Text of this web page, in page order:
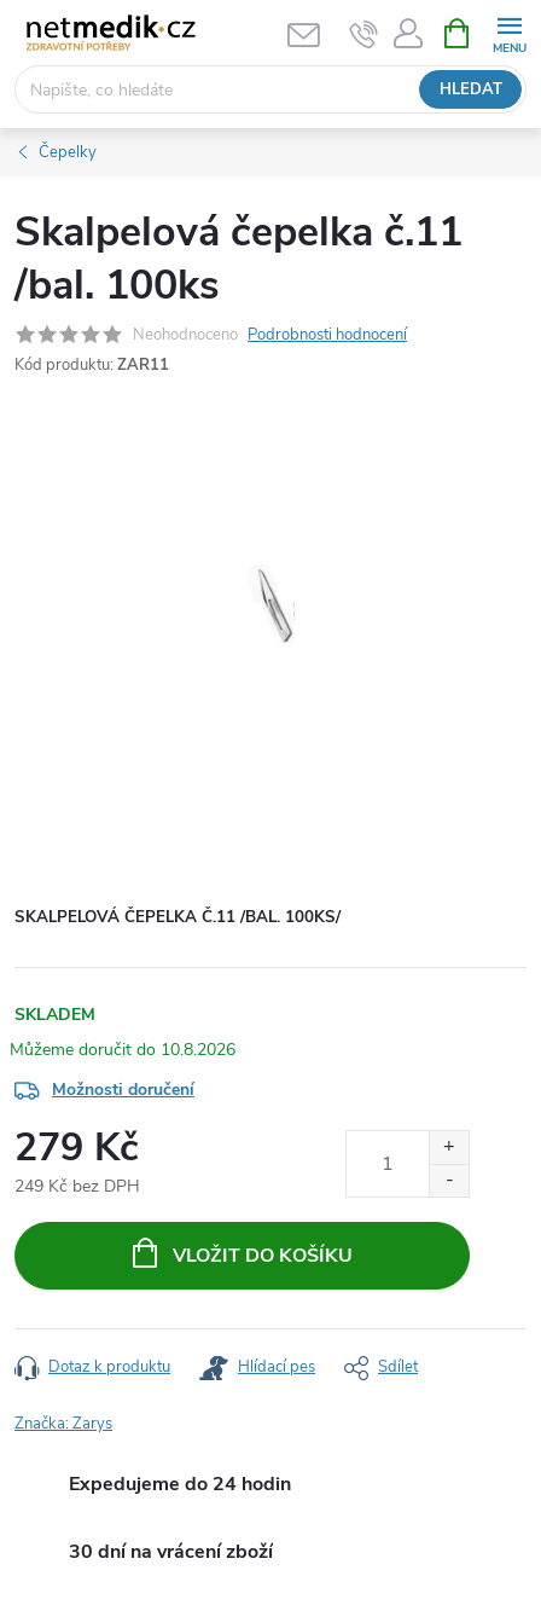
obsah
HLEDAT
NÁKUPNÍ
KOŠÍK
Čepelky
Skalpelová čepelka č.11
/bal. 100ks
Neohodnoceno Podrobnosti hodnocení
Kód produktu: ZAR11
SKALPELOVÁ ČEPELKA Č.11 /BAL. 100KS/
SKLADEM
10.8.2026
Možnosti doručení
279 Kč
249 Kč bez DPH
cena:
VLOŽIT DO KOŠÍKU
Dotaz k produktu Hlídací pes Sdílet
Značka:Zarys
Expedujeme do 24 hodin
30 dní na vrácení zboží